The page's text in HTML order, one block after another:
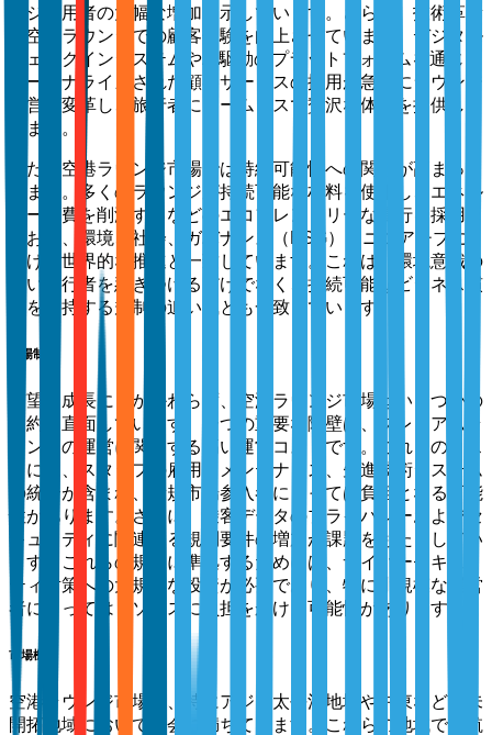
ンジ利用者の大幅な増加を示しています。さらに、技術革新
が空港ラウンジでの顧客体験を向上させています。デジタル
チェックインシステムやAI駆動のプラットフォームを通じた
パーソナライズされた顧客サービスの採用が急速にラウンジ
運営を変革し、旅行者にシームレスで贅沢な体験を提供して
います。
また、空港ラウンジ市場では持続可能性への関心が高まって
います。多くのラウンジが持続可能な材料を使用し、エネル
ギー消費を削減するなどのエコフレンドリーな慣行を採用し
ており、環境、社会、ガバナンス（ESG）イニシアチブに
向けた世界的な推進と一致しています。これは、環境意識の
高い旅行者を惹きつけるだけでなく、持続可能なビジネス慣
行を支持する規制の追い風とも一致しています。
市場制約
有望な成長にもかかわらず、空港ラウンジ市場はいくつかの
制約に直面しています。一つの重要な障壁は、プレミアムラ
ウンジの運営に関連する高い運営コストです。これらのコス
トには、スタッフの雇用、メンテナンス、先進技術システム
の統合が含まれ、新規市場参入者にとっては負担となる可能
性があります。さらに、乗客データのプライバシーおよびセ
キュリティに関連する規制要件の増加が課題をもたらしてい
ます。これらの規制に準拠するためには、サイバーセキュリ
ティ対策への大規模な投資が必要であり、特に小規模な運営
者にとってはリソースに負担をかける可能性があります。
市場機会
空港ラウンジ市場は、特にアジア太平洋地域や中東などの未
開拓地域において機会に満ちています。これらの地域では航